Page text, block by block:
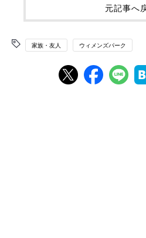
元記事へ
家族・友人 ウィメンズパーク